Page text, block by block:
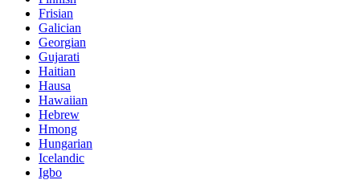
Frisian
Galician
Georgian
Gujarati
Haitian
Hausa
Hawaiian
Hebrew
Hmong
Hungarian
Icelandic
Igbo